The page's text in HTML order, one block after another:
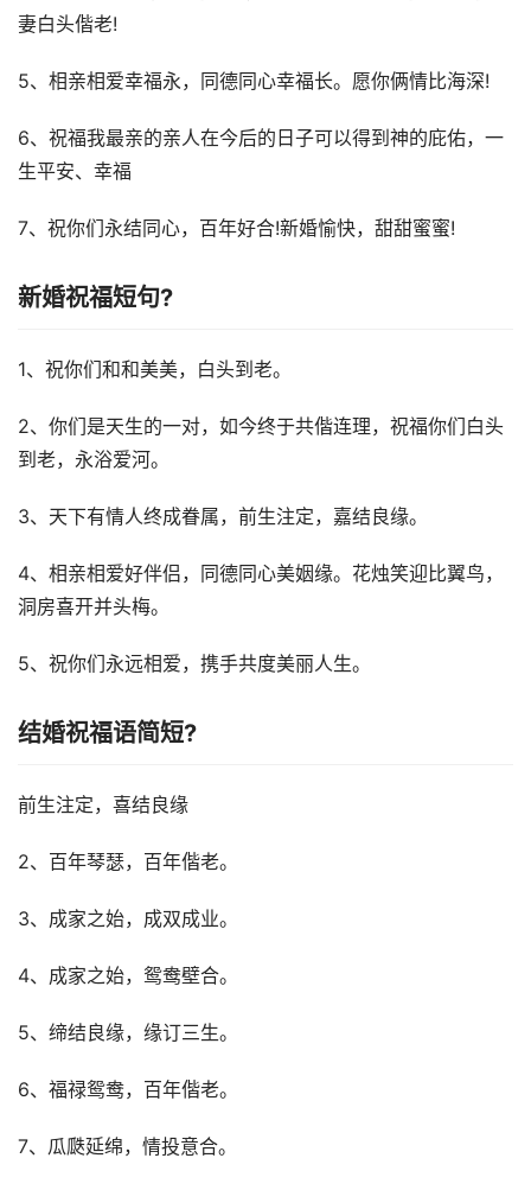
妻白头偕老!
5、相亲相爱幸福永，同德同心幸福长。愿你俩情比海深!
6、祝福我最亲的亲人在今后的日子可以得到神的庇佑，一
生平安、幸福
7、祝你们永结同心，百年好合!新婚愉快，甜甜蜜蜜!
新婚祝福短句?
1、祝你们和和美美，白头到老。
2、你们是天生的一对，如今终于共偕连理，祝福你们白头
到老，永浴爱河。
3、天下有情人终成眷属，前生注定，嘉结良缘。
4、相亲相爱好伴侣，同德同心美姻缘。花烛笑迎比翼鸟，
洞房喜开并头梅。
5、祝你们永远相爱，携手共度美丽人生。
结婚祝福语简短?
前生注定，喜结良缘
2、百年琴瑟，百年偕老。
3、成家之始，成双成业。
4、成家之始，鸳鸯壁合。
5、缔结良缘，缘订三生。
6、福禄鸳鸯，百年偕老。
7、瓜瓞延绵，情投意合。